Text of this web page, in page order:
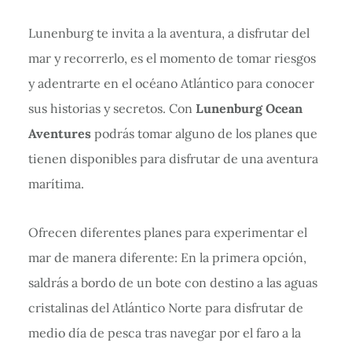
Lunenburg te invita a la aventura, a disfrutar del
mar y recorrerlo, es el momento de tomar riesgos
y adentrarte en el océano Atlántico para conocer
sus historias y secretos. Con Lunenburg Ocean
Aventurespodrás tomar alguno de los planes que
tienen disponibles para disfrutar de una aventura
marítima.
Ofrecen diferentes planes para experimentar el
mar de manera diferente: En la primera opción,
saldrás a bordo de un bote con destino a las aguas
cristalinas del Atlántico Norte para disfrutar de
medio día de pesca tras navegar por el faro a la